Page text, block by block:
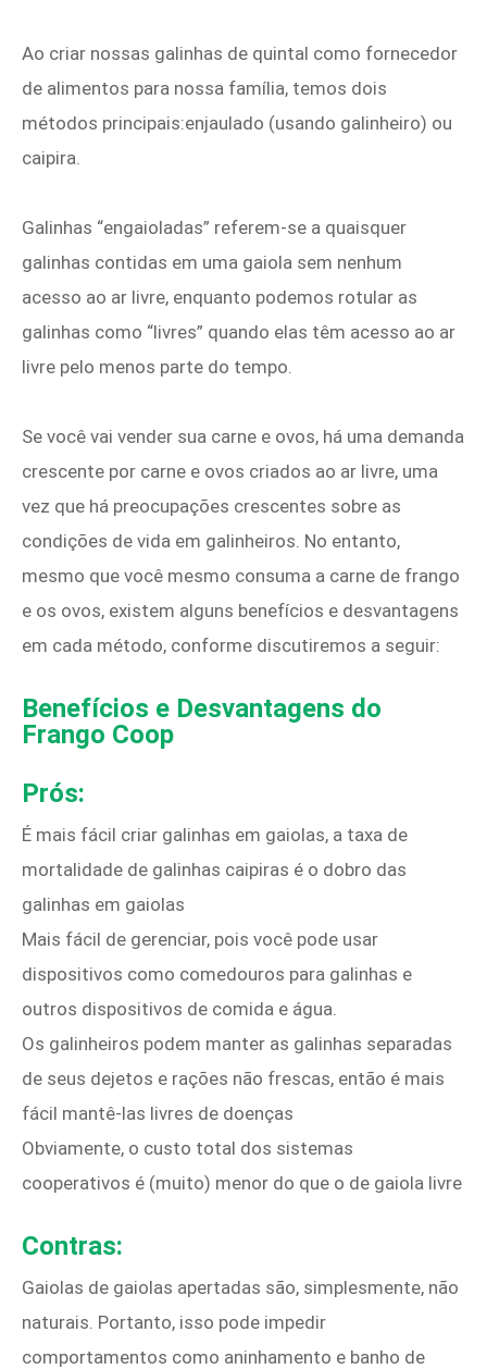
Ao criar nossas galinhas de quintal como fornecedor
de alimentos para nossa família, temos dois
métodos principais:enjaulado (usando galinheiro) ou
caipira.
Galinhas “engaioladas” referem-se a quaisquer
galinhas contidas em uma gaiola sem nenhum
acesso ao ar livre, enquanto podemos rotular as
galinhas como “livres” quando elas têm acesso ao ar
livre pelo menos parte do tempo.
Se você vai vender sua carne e ovos, há uma demanda
crescente por carne e ovos criados ao ar livre, uma
vez que há preocupações crescentes sobre as
condições de vida em galinheiros. No entanto,
mesmo que você mesmo consuma a carne de frango
e os ovos, existem alguns benefícios e desvantagens
em cada método, conforme discutiremos a seguir:
Benefícios e Desvantagens do
Frango Coop
Prós:
É mais fácil criar galinhas em gaiolas, a taxa de
mortalidade de galinhas caipiras é o dobro das
galinhas em gaiolas
Mais fácil de gerenciar, pois você pode usar
dispositivos como comedouros para galinhas e
outros dispositivos de comida e água.
Os galinheiros podem manter as galinhas separadas
de seus dejetos e rações não frescas, então é mais
fácil mantê-las livres de doenças
Obviamente, o custo total dos sistemas
cooperativos é (muito) menor do que o de gaiola livre
Contras:
Gaiolas de gaiolas apertadas são, simplesmente, não
naturais. Portanto, isso pode impedir
comportamentos como aninhamento e banho de